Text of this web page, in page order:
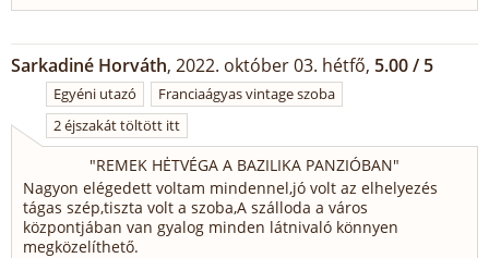
Sarkadiné Horváth, 2022. október 03. hétfő, 5.00 / 5
Egyéni utazó
Franciaágyas vintage szoba
2 éjszakát töltött itt
"REMEK HĖTVÉGA A BAZILIKA PANZIÓBAN"
Nagyon elégedett voltam mindennel,jó volt az elhelyezés
tágas szép,tiszta volt a szoba,A szálloda a város
központjában van gyalog minden látnivaló könnyen
megközelíthető.